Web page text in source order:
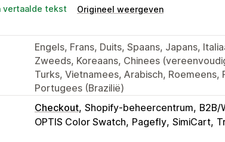
vertaalde tekst Origineel weergeven
Engels, Frans, Duits, Spaans, Japans,
Zweeds, Koreaans, Chinees
Turks, Vietnamees, Arabisch, Roemeens,
Portugees (Brazilië)
Checkout Shopify-beheercentrum B2B/
OPTIS Color Swatch Pagefly SimiCart